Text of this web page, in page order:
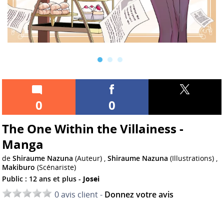
0
0
The One Within the Villainess -
Manga
deShiraume Nazuna (Auteur) ,Shiraume Nazuna (Illustrations) ,
Makiburo (Scénariste)
Public : 12 ans et plus - Josei
0 avis client - Donnez votre avis